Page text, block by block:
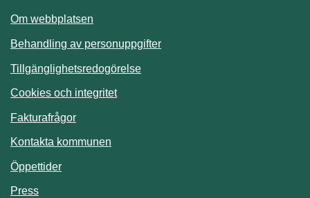
Om webbplatsen
Behandling av personuppgifter
Tillgänglighetsredogörelse
Cookies och integritet
Fakturafrågor
Kontakta kommunen
Öppettider
Press